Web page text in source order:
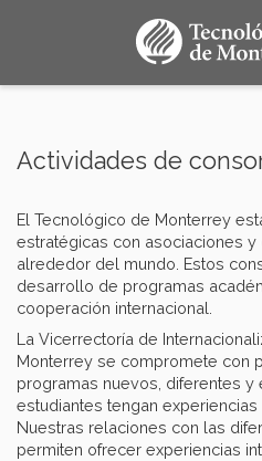
Actividades de
El Tecnológico de Monterrey
estratégicas con asociaciones
alrededor del mundo. Estos
desarrollo de programas
cooperación internacional.
La Vicerrectoría de
Monterrey se compromete con
programas nuevos, diferentes
estudiantes tengan
Nuestras relaciones con las
permiten ofrecer experiencias